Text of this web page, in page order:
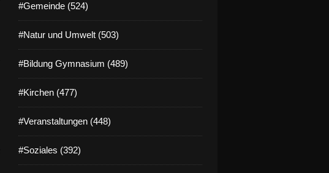
#Gemeinde (524)
#Natur und Umwelt (503)
#Bildung Gymnasium (489)
#Kirchen (477)
#Veranstaltungen (448)
#Soziales (392)